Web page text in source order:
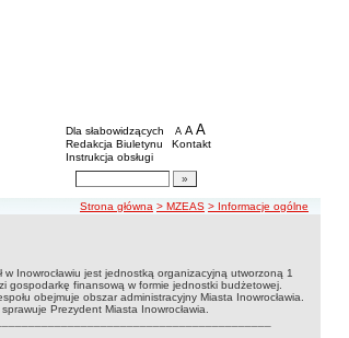
Biuletyn Informacji
Menu dodatkowe
Dla słabowidzących A pomniejsz czcionkę
A standardowy rozmiar czcionki
A
Redakcja Biuletynu
Kontakt
Instrukcja obsługi
Wyszukiwarka artykułów
ścieżka nawigacji
Strona główna > MZEAS > Informacje ogólne
w Inowrocławiu jest jednostką organizacyjną utworzoną 1
gospodarkę finansową w formie jednostki budżetowej.
obejmuje obszar administracyjny Miasta Inowrocławia.
Prezydent Miasta Inowrocławia.